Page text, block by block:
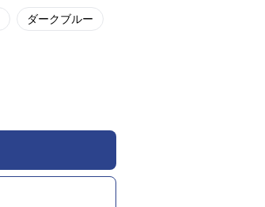
ダークブルー